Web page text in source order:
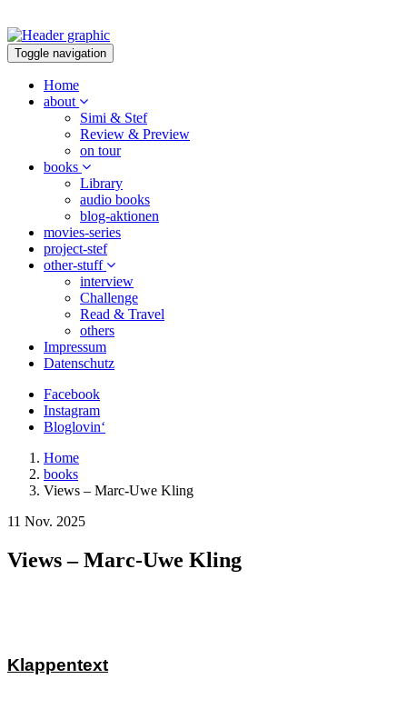
Toggle navigation
Home
about
Simi & Stef
Review & Preview
on tour
books
Library
audio books
blog-aktionen
movies-series
project-stef
other-stuff
interview
Challenge
Read & Travel
others
Impressum
Datenschutz
Facebook
Instagram
Bloglovin‘
Home
books
Views – Marc-Uwe Kling
11 Nov. 2025
Views – Marc-Uwe Kling
Klappentext